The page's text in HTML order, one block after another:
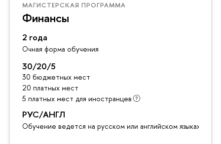
МАГИСТЕРСКАЯ ПРОГРАММА
Финансы
2 года
Очная форма обучения
30/20/5
30 бюджетных мест
20 платных мест
5 платных мест для иностранцев
РУС/АНГЛ
Обучение ведется на русском или английском языках